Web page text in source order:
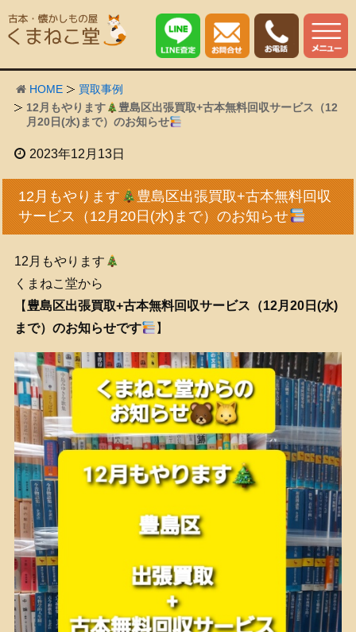
HOME
買取事例
12月もやります
豊島区出張買取+古本無料回収サービス（12
月20日(水)まで）のお知らせ
2023年12月13日
12月もやります
豊島区出張買取+古本無料回収
サービス（12月20日(水)まで）のお知らせ
12月もやります
くまねこ堂から
【 豊島 区出張買取+古本無料回収サービス（12月20日(水)
まで）のお知らせです
】